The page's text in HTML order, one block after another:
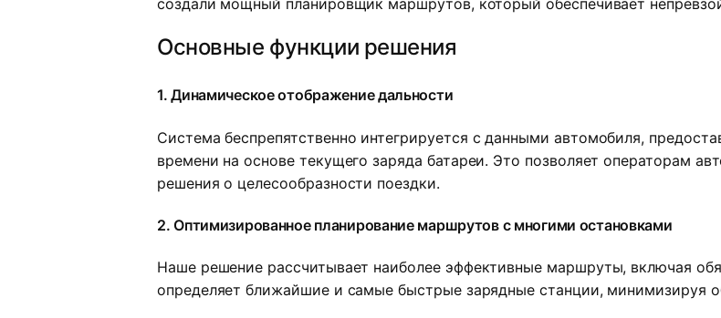
создали мощный планировщик маршрутов, который обеспечивает
Основные функции решения
1. Динамическое отображение дальности
Система беспрепятственно интегрируется с данными автомобиля,
времени на основе текущего заряда батареи. Это позволяет операторам
решения о целесообразности поездки.
2. Оптимизированное планирование маршрутов с многими остановками
Наше решение рассчитывает наиболее эффективные маршруты, включая
определяет ближайшие и самые быстрые зарядные станции, минимизируя